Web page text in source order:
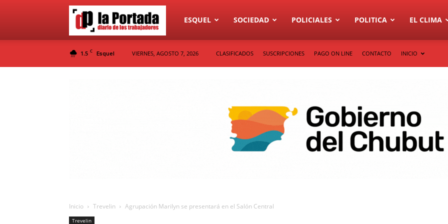
Diario
La
ESQUEL SOCIEDAD POLICIALES POLITICA EL CLIMA
1.5 C Esquel VIERNES, AGOSTO 7, 2026 CLASIFICADOS SUSCRIPCIONES PAGO ON LINE CONTACTO INICIO
Inicio Trevelin Agrupación Marilyn se presentará en el Salón Central
Trevelin